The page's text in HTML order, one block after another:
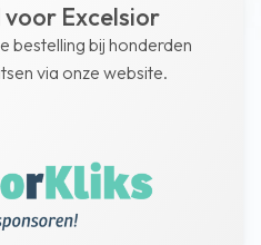
Excelsior
bestelling bij honderden
via onze website.